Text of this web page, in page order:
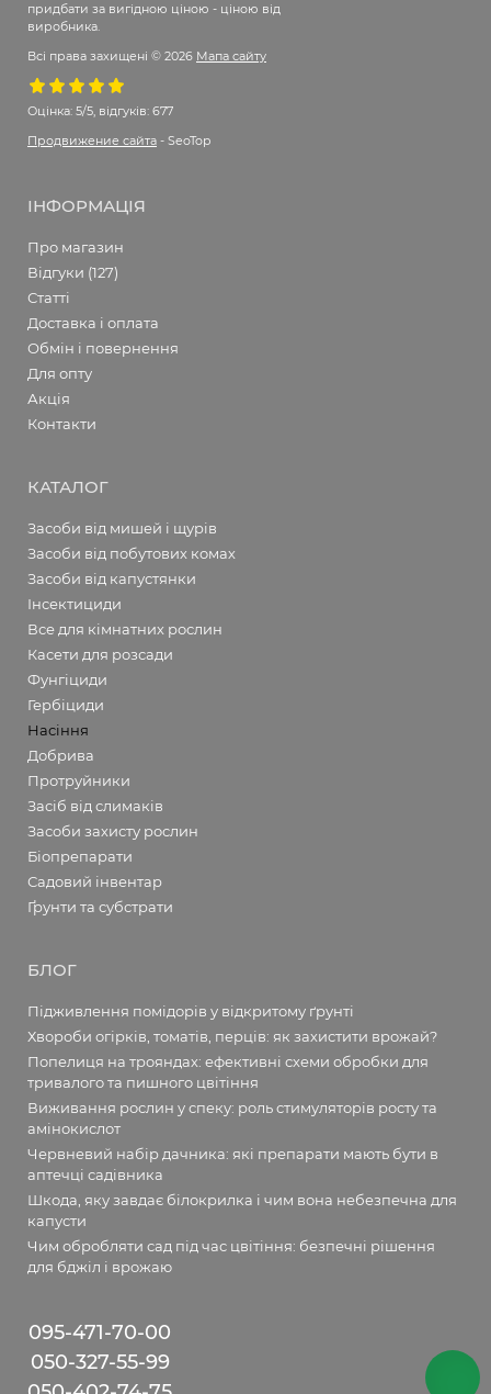
придбати за вигідною ціною - ціною від
виробника.
Всі права захищені © 2026 Мапа сайту
Оцінка: 5/5, відгуків: 677
Продвижение сайта - SeoTop
ІНФОРМАЦІЯ
Про магазин
Відгуки (127)
Статті
Доставка і оплата
Обмін і повернення
Для опту
Акція
Контакти
КАТАЛОГ
Засоби від мишей і щурів
Засоби від побутових комах
Засоби від капустянки
Інсектициди
Все для кімнатних рослин
Касети для розсади
Фунгіциди
Гербіциди
Насіння
Добрива
Протруйники
Засіб від слимаків
Засоби захисту рослин
Біопрепарати
Садовий інвентар
Ґрунти та субстрати
БЛОГ
Підживлення помідорів у відкритому ґрунті
Хвороби огірків, томатів, перців: як захистити врожай?
Попелиця на трояндах: ефективні схеми обробки для
тривалого та пишного цвітіння
Виживання рослин у спеку: роль стимуляторів росту та
амінокислот
Червневий набір дачника: які препарати мають бути в
аптечці садівника
Шкода, яку завдає білокрилка і чим вона небезпечна для
капусти
Чим обробляти сад під час цвітіння: безпечні рішення
для бджіл і врожаю
095-471-70-00
050-327-55-99